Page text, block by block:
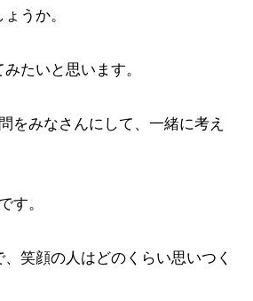
うか。
たいと思います。
をみなさんにして、一緒に考え
す。
笑顔の人はどのくらい思いつく